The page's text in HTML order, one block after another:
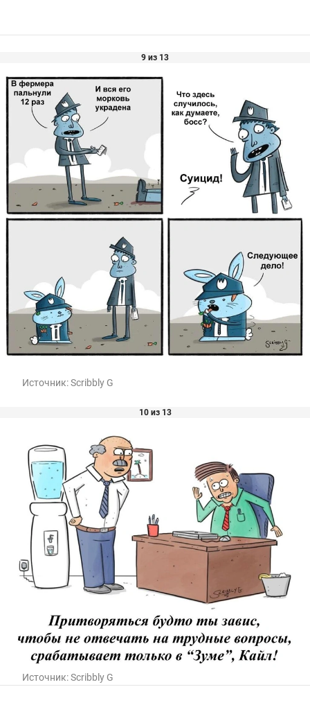
9 из 13
Источник:Scribbly G
10 из 13
Источник:Scribbly G